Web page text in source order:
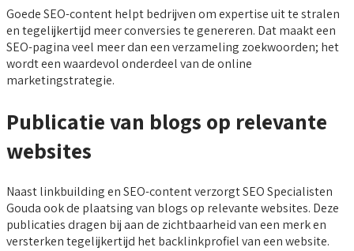
Goede SEO-content helpt bedrijven om expertise uit te stralen
en tegelijkertijd meer conversies te genereren. Dat maakt een
SEO-pagina veel meer dan een verzameling zoekwoorden; het
wordt een waardevol onderdeel van de online
marketingstrategie.
Publicatie van blogs op relevante
websites
Naast linkbuilding en SEO-content verzorgt SEO Specialisten
Gouda ook de plaatsing van blogs op relevante websites. Deze
publicaties dragen bij aan de zichtbaarheid van een merk en
versterken tegelijkertijd het backlinkprofiel van een website.